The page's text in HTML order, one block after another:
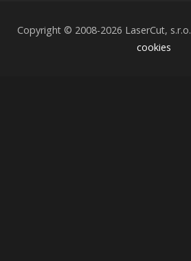
Copyright © 2008-2026 LaserCut, s.r.o.
cookies